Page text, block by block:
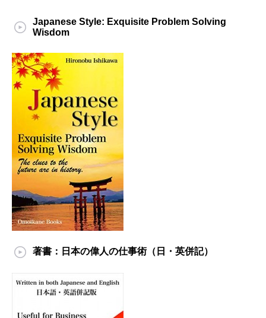
Japanese Style: Exquisite Problem Solving
Wisdom
著書：日本の偉人の仕事術（日・英併記）